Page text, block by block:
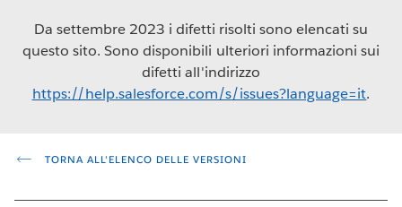
Da settembre 2023 i difetti risolti sono elencati su
questo sito. Sono disponibili ulteriori informazioni sui
difetti all'indirizzo
https://help.salesforce.com/s/issues?language=it.
TORNA ALL'ELENCO DELLE VERSIONI